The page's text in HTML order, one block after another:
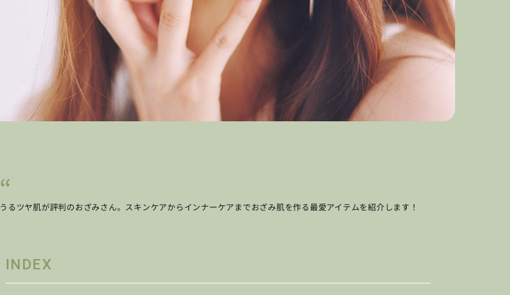
うるツヤ肌が評判のおざみさん。スキンケアからインナーケアまでおざみ肌を作る最愛アイテムを紹介します！
INDEX